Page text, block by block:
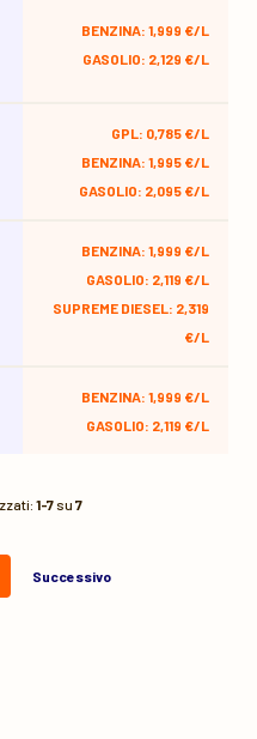
BENZINA: 1,999 €/L
GASOLIO: 2,129 €/L
GPL: 0,785 €/L
BENZINA: 1,995 €/L
GASOLIO: 2,095 €/L
BENZINA: 1,999 €/L
GASOLIO: 2,119 €/L
SUPREME DIESEL: 2,319
€/L
BENZINA: 1,999 €/L
GASOLIO: 2,119 €/L
1-7su 7
Successivo